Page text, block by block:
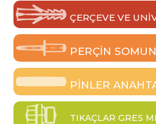
ÇERÇEVE VE
PERÇIN
PINLER
TIKAÇLAR GRES